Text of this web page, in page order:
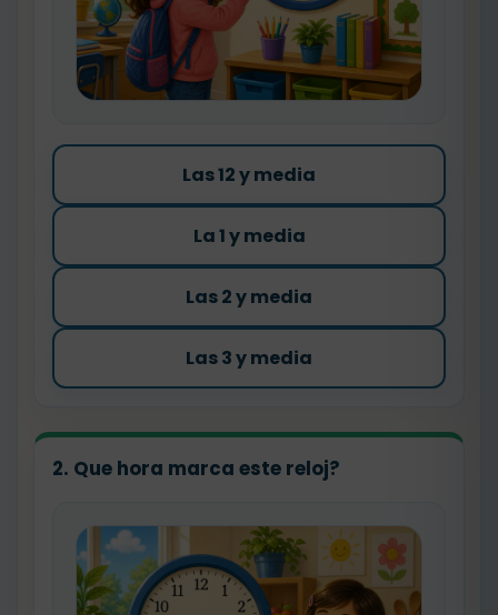
Las 12 y media
La 1 y media
Las 2 y media
Las 3 y media
2. Que hora marca este reloj?